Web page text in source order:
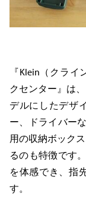
『Klein（クライ
クセンター』は
デルにしたデザ
ー、ドライバー
用の収納ボック
るのも特徴です
を体感でき、指
す。